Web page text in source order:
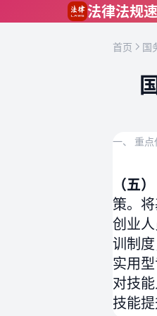
法律法规
首页 国
一、 重点
（五）
策。
创业
训制
实用
对技
技能提